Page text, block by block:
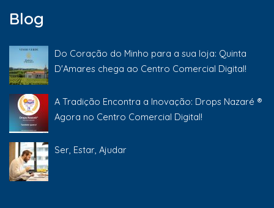
Blog
Do Coração do Minho para a sua loja: Quinta
D'Amares chega ao Centro Comercial Digital!
A Tradição Encontra a Inovação: Drops Nazaré ®
Agora no Centro Comercial Digital!
Ser, Estar, Ajudar